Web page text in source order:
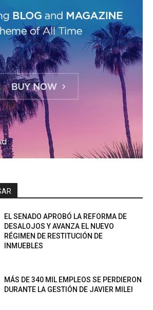
EL SENADO APROBÓ LA REFORMA DE
DESALOJOS Y AVANZA EL NUEVO
RÉGIMEN DE RESTITUCIÓN DE
INMUEBLES
MÁS DE 340 MIL EMPLEOS SE PERDIERON
DURANTE LA GESTIÓN DE JAVIER MILEI